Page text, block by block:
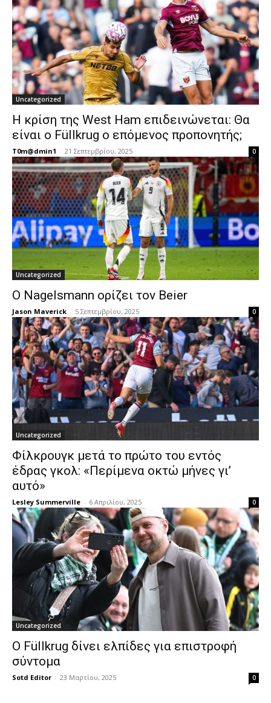
Uncategorized
Η κρίση της West Ham επιδεινώνεται: Θα
είναι ο Füllkrug ο επόμενος προπονητής;
T0m@dmin1 - 21 Σεπτεμβρίου, 2025 0
Uncategorized
Ο Nagelsmann ορίζει τον Beier
Jason Maverick - 5 Σεπτεμβρίου, 2025 0
Uncategorized
Φίλκρουγκ μετά το πρώτο του εντός
έδρας γκολ: «Περίμενα οκτώ μήνες γι’
αυτό»
Lesley Summerville - 6 Απριλίου, 2025 0
Uncategorized
Ο Füllkrug δίνει ελπίδες για επιστροφή
σύντομα
Sotd Editor - 23 Μαρτίου, 2025 0